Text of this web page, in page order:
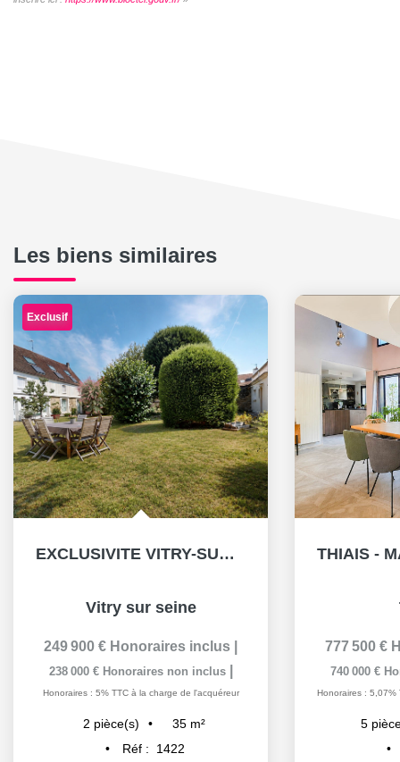
Les biens similaires
Exclusif
EXCLUSIVITE VITRY-SUR-SEINE - UNE MAISON DANS UN LIEU HORS...
Vitry sur seine
249 900 € Honoraires inclus
238 000 € Honoraires non inclus
Honoraires : 5% TTC à la charge de l'acquéreur
2 pièce(s) 35 m²
Réf :
1422
777 500 €
740 000 €
Honoraires : 5,07%
5